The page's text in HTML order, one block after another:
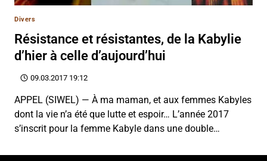
Divers
Résistance et résistantes, de la Kabylie
d’hier à celle d’aujourd’hui
09.03.2017 19:12
APPEL (SIWEL) — À ma maman, et aux femmes Kabyles
dont la vie n’a été que lutte et espoir… L’année 2017
s’inscrit pour la femme Kabyle dans une double…